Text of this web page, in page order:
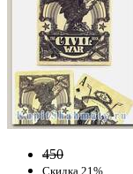
450
Скидка 21%